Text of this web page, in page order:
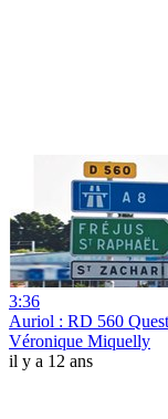
3:36
Auriol : RD 560
Véronique Miquelly
il y a 12 ans